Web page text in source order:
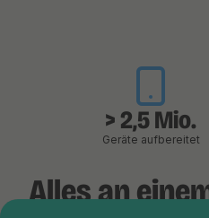
> 2,5 Mio.
Geräte aufbereitet
Alles an